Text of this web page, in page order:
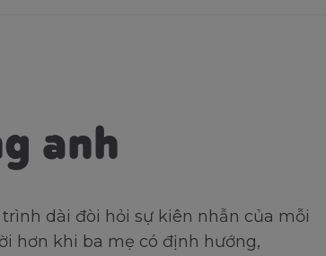
anh
dài đòi hỏi sự kiên nhẫn của mỗi
hơn khi ba mẹ có định hướng,